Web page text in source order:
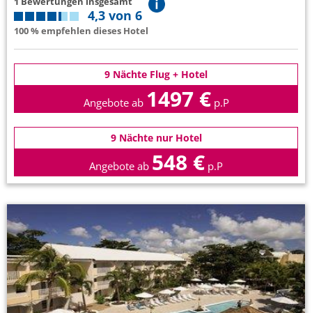
4,3 von 6
100 % empfehlen dieses Hotel
9 Nächte Flug + Hotel
Angebote ab 1497 € p.P
9 Nächte nur Hotel
Angebote ab 548 € p.P